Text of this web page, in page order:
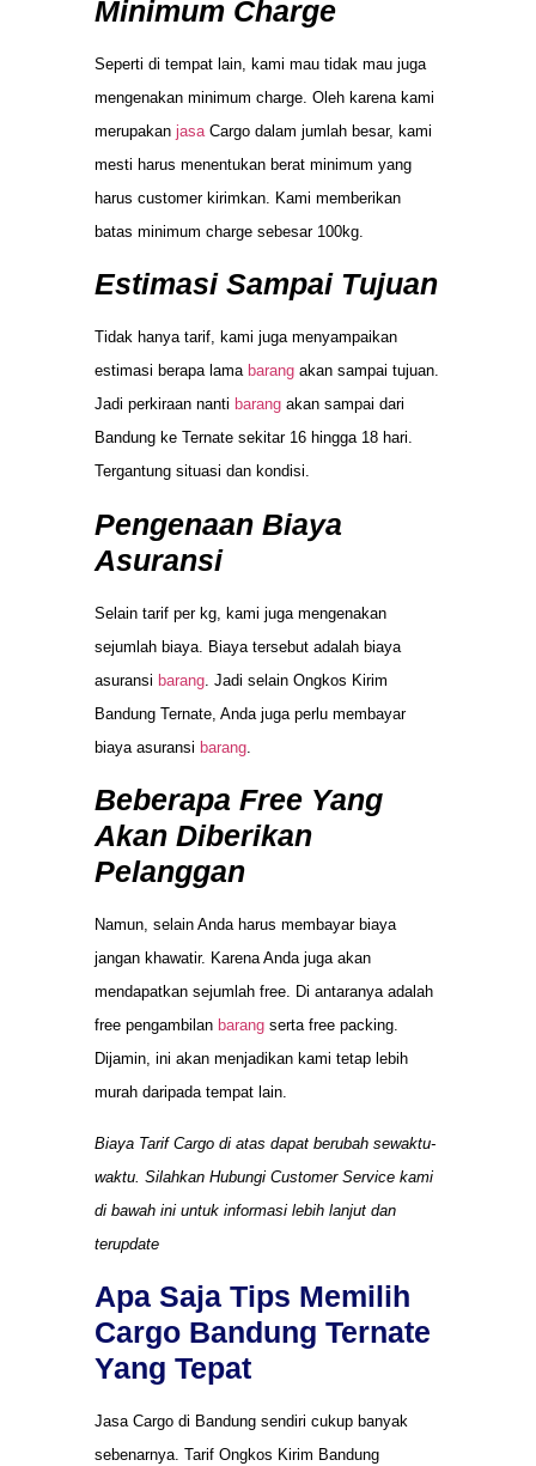
Minimum Charge
Seperti di tempat lain, kami mau tidak mau juga
mengenakan minimum charge. Oleh karena kami
merupakan jasaCargo dalam jumlah besar, kami
mesti harus menentukan berat minimum yang
harus customer kirimkan. Kami memberikan
batas minimum charge sebesar 100kg.
Estimasi Sampai Tujuan
Tidak hanya tarif, kami juga menyampaikan
estimasi berapa lama barang akan sampai tujuan.
Jadi perkiraan nanti barang akan sampai dari
Bandung ke Ternate sekitar 16 hingga 18 hari.
Tergantung situasi dan kondisi.
Pengenaan Biaya
Asuransi
Selain tarif per kg, kami juga mengenakan
sejumlah biaya. Biaya tersebut adalah biaya
asuransi barang . Jadi selain Ongkos Kirim
Bandung Ternate, Anda juga perlu membayar
biaya asuransi barang
Beberapa Free Yang
Akan Diberikan
Pelanggan
Namun, selain Anda harus membayar biaya
jangan khawatir. Karena Anda juga akan
mendapatkan sejumlah free. Di antaranya adalah
free pengambilan barang serta free packing.
Dijamin, ini akan menjadikan kami tetap lebih
murah daripada tempat lain.
Biaya Tarif Cargo di atas dapat berubah sewaktu-
waktu. Silahkan Hubungi Customer Service kami
di bawah ini untuk informasi lebih lanjut dan
terupdate
Apa Saja Tips Memilih
Cargo Bandung Ternate
Yang Tepat
Jasa Cargo di Bandung sendiri cukup banyak
sebenarnya. Tarif Ongkos Kirim Bandung